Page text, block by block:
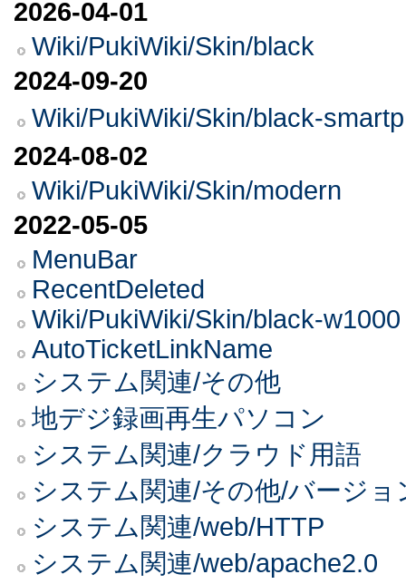
2026-04-01
Wiki/PukiWiki/Skin/black
2024-09-20
Wiki/PukiWiki/Skin/black-
2024-08-02
Wiki/PukiWiki/Skin/modern
2022-05-05
MenuBar
RecentDeleted
Wiki/PukiWiki/Skin/black-w1000
AutoTicketLinkName
システム関連/その他
地デジ録画再生パソコン
システム関連/クラウド用語
システム関連/その他/バージョ
システム関連/web/HTTP
システム関連/web/apache2.0